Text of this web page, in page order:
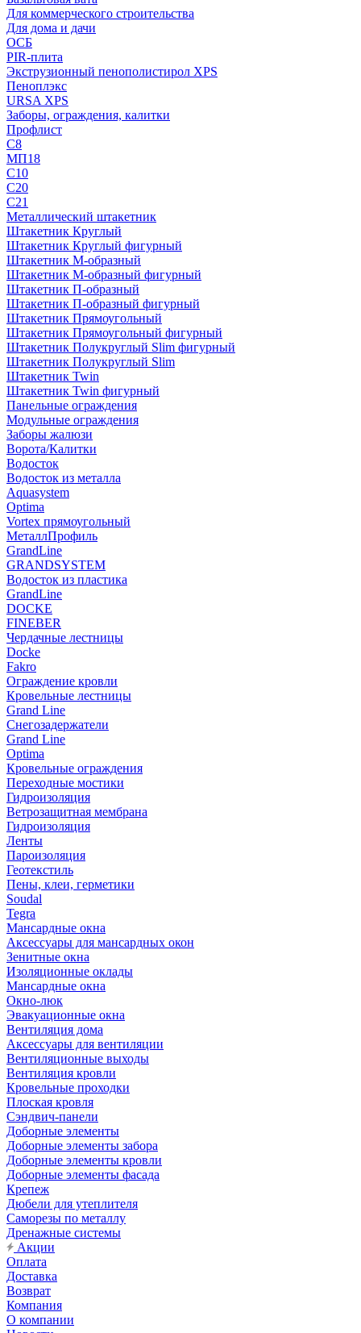
Для коммерческого строительства
Для дома и дачи
ОСБ
PIR-плита
Экструзионный пенополистирол XPS
Пеноплэкс
URSA XPS
Заборы, ограждения, калитки
Профлист
С8
МП18
С10
С20
С21
Металлический штакетник
Штакетник Круглый
Штакетник Круглый фигурный
Штакетник М-образный
Штакетник М-образный фигурный
Штакетник П-образный
Штакетник П-образный фигурный
Штакетник Прямоугольный
Штакетник Прямоугольный фигурный
Штакетник Полукруглый Slim фигурный
Штакетник Полукруглый Slim
Штакетник Twin
Штакетник Twin фигурный
Панельные ограждения
Модульные ограждения
Заборы жалюзи
Ворота/Калитки
Водосток
Водосток из металла
Aquasystem
Optima
Vortex прямоугольный
МеталлПрофиль
GrandLine
GRANDSYSTEM
Водосток из пластика
GrandLine
DOCKE
FINEBER
Чердачные лестницы
Docke
Fakro
Ограждение кровли
Кровельные лестницы
Grand Line
Снегозадержатели
Grand Line
Optima
Кровельные ограждения
Переходные мостики
Гидроизоляция
Ветрозащитная мембрана
Гидроизоляция
Ленты
Пароизоляция
Геотекстиль
Пены, клеи, герметики
Soudal
Tegra
Мансардные окна
Аксессуары для мансардных окон
Зенитные окна
Изоляционные оклады
Мансардные окна
Окно-люк
Эвакуационные окна
Вентиляция дома
Аксессуары для вентиляции
Вентиляционные выходы
Вентиляция кровли
Кровельные проходки
Плоская кровля
Сэндвич-панели
Доборные элементы
Доборные элементы забора
Доборные элементы кровли
Доборные элементы фасада
Крепеж
Дюбели для утеплителя
Саморезы по металлу
Дренажные системы
Акции
Оплата
Доставка
Возврат
Компания
О компании